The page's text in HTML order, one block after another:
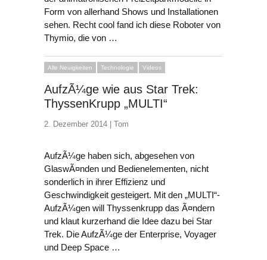
Form von allerhand Shows und Installationen
sehen. Recht cool fand ich diese Roboter von
Thymio, die von …
Alle Neuigkeiten Technologie Videos
AufzÃ¼ge wie aus Star Trek:
ThyssenKrupp „MULTI“
2. Dezember 2014 | Tom
AufzÃ¼ge haben sich, abgesehen von
GlaswÃ¤nden und Bedienelementen, nicht
sonderlich in ihrer Effizienz und
Geschwindigkeit gesteigert. Mit den „MULTI“-
AufzÃ¼gen will Thyssenkrupp das Ã¤ndern
und klaut kurzerhand die Idee dazu bei Star
Trek. Die AufzÃ¼ge der Enterprise, Voyager
und Deep Space …